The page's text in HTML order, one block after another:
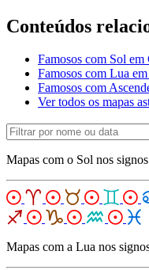
Conteúdos
Famosos com Sol em
Famosos com Lua
Famosos com
Ver todos os mapas
Mapas com o Sol nos signos
Mapas com a Lua nos